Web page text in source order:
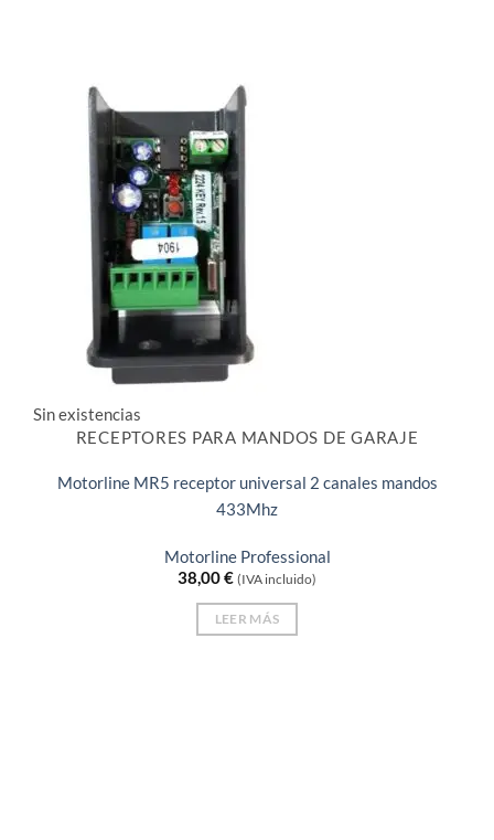
Sin existencias
RECEPTORES PARA MANDOS DE GARAJE
Motorline MR5 receptor universal 2 canales mandos
433Mhz
Motorline Professional
38,00€ (IVA incluido)
LEER MÁS